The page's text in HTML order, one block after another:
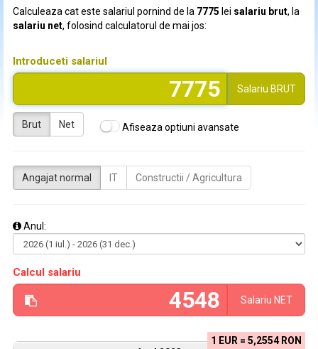
Calculeaza cat este salariul pornind de la 7775 lei salariu brut, la
salariu net, folosind calculatorul de mai jos:
Introduceti salariul
Salariu BRUT
Brut Net Afiseaza optiuni avansate
Angajat normal IT Constructii / Agricultura
Anul:
Calcul salariu
Salariu NET
1 EUR = 5,2554 RON